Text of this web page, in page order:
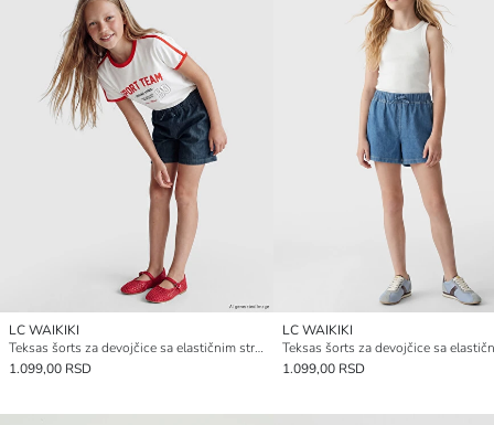
LC WAIKIKI
Teksas šorts za devojčice sa elastičnim strukom
1.099,00 RSD
LC WAIKIKI
1.099,00 RSD